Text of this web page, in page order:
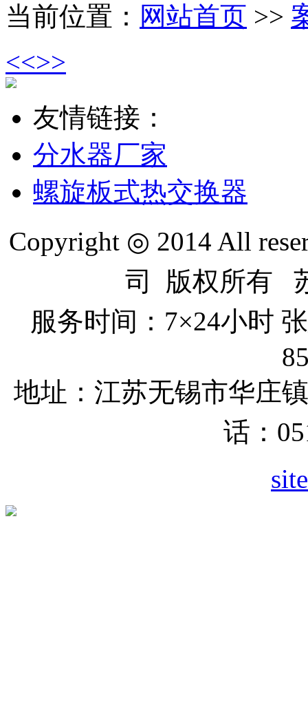
当前位置： 网站首页 >>
<<>>
友情链接：
分水器厂家
螺旋板式热交换器
Copyright ◎ 2014 All
司 版权所有
服务时间：7×24小时
地址：江苏无锡市华庄
话：